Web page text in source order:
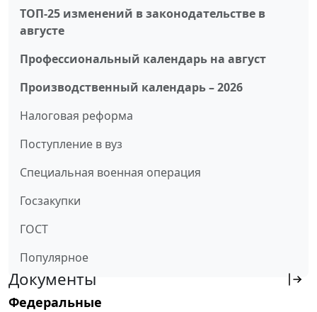
ТОП-25 изменений в законодательстве в
августе
Профессиональный календарь на август
Производственный календарь – 2026
Налоговая реформа
Поступление в вуз
Специальная военная операция
Госзакупки
ГОСТ
Популярное
Документы
Федеральные